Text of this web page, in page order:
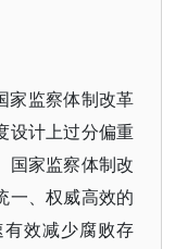
家监察体制改革
设计上过分偏重
国家监察体制改
一、权威高效的
效减少腐败存